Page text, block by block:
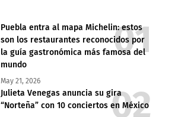
Puebla entra al mapa Michelin: estos
son los restaurantes reconocidos por
la guía gastronómica más famosa del
mundo
May 21, 2026
Julieta Venegas anuncia su gira
“Norteña” con 10 conciertos en México